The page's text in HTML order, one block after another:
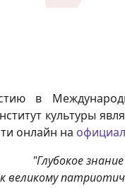
в
культуры
онлайн на
"Глубокое
к великому